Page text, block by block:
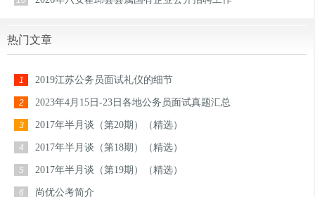
热门文章
1 2019江苏公务员面试礼仪的细节
2 2023年4月15日-23日各地公务员面试真题汇总
3 2017年半月谈（第20期）（精选）
4 2017年半月谈（第18期）（精选）
5 2017年半月谈（第19期）（精选）
6 尚优公考简介